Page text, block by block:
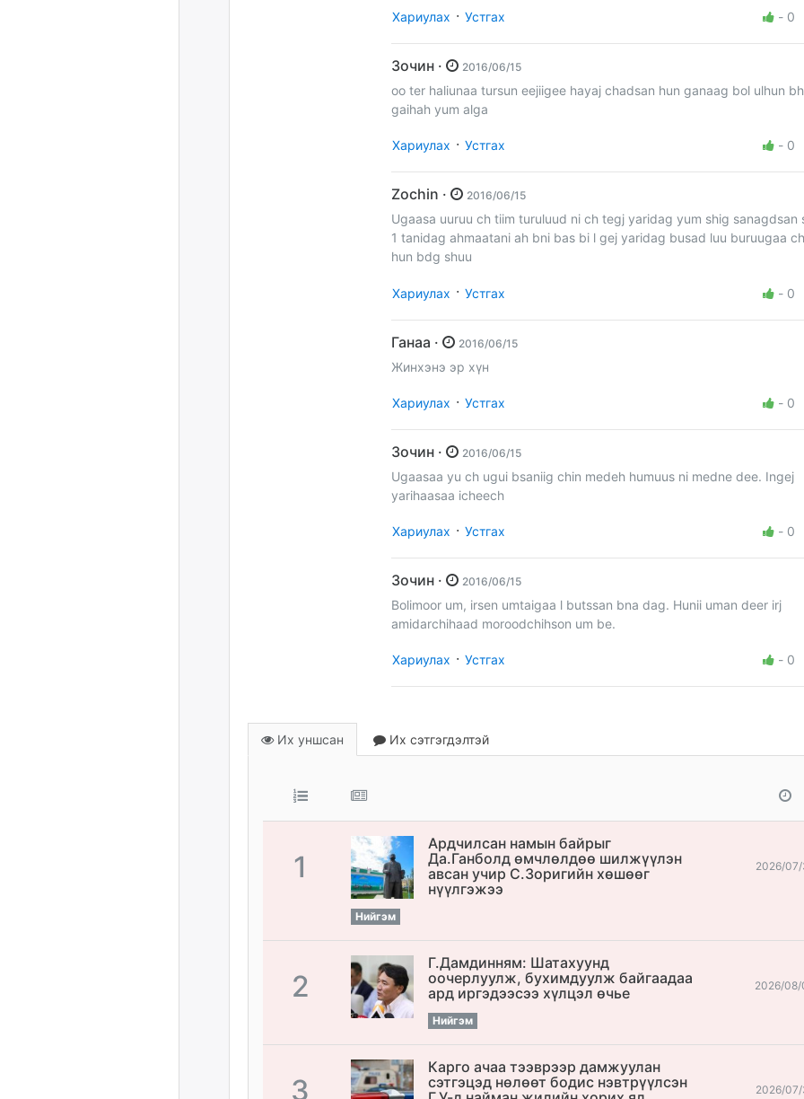
Хариулах · Устгах - 0
Зочин · 2016/06/15
oo ter haliunaa tursun eejiigee hayaj chadsan hun ganaag bol ulhun
gaihah yum alga
Хариулах · Устгах - 0
Zochin · 2016/06/15
Ugaasa uuruu ch tiim turuluud ni ch tegj yaridag yum shig sanagdsan
1 tanidag ahmaatani ah bni bas bi l gej yaridag busad luu buruugaa
hun bdg shuu
Хариулах · Устгах - 0
Ганаа · 2016/06/15
Жинхэнэ эр хүн
Хариулах · Устгах - 0
Зочин · 2016/06/15
Ugaasaa yu ch ugui bsaniig chin medeh humuus ni medne dee. Ingej
yarihaasaa icheech
Хариулах · Устгах - 0
Зочин · 2016/06/15
Bolimoor um, irsen umtaigaa l butssan bna dag. Hunii uman deer irj
amidarchihaad moroodchihson um be.
Хариулах · Устгах - 0
Их уншсан Их сэтгэгдэлтэй
1
Ардчилсан намын байрыг
Да.Ганболд өмчлөлдөө шилжүүлэн
авсан учир С.Зоригийн хөшөөг
нүүлгэжээ
Нийгэм
2026/07/
2
Г.Дамдинням: Шатахуунд
оочерлуулж, бухимдуулж байгаадаа
ард иргэдээсээ хүлцэл өчье
Нийгэм
2026/08/
3
Карго ачаа тээврээр дамжуулан
сэтгэцэд нөлөөт бодис нэвтрүүлсэн
2026/07/